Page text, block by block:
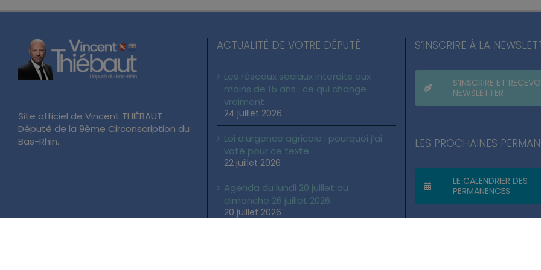
Site officiel de Vincent THIÉBAUT
Député de la 9ème Circonscription du
Bas-Rhin.
ACTUALITÉ DE VOTRE DÉPUTÉ
Les réseaux sociaux interdits aux
moins de 15 ans : ce qui change
vraiment
24 juillet 2026
Loi d’urgence agricole : pourquoi j’ai
voté pour ce texte
22 juillet 2026
Agenda du lundi 20 juillet au
dimanche 26 juillet 2026
20 juillet 2026
S’INSCRIRE À LA
S’INSCRIRE ET
NEWSLETTER
LES PROCHAINES
LE CALENDRIER DES
PERMANENCES